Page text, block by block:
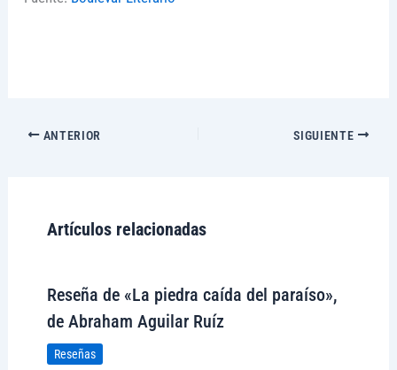
ANTERIOR SIGUIENTE
Artículos relacionadas
Reseña de «La piedra caída del paraíso»,
de Abraham Aguilar Ruíz
Reseñas